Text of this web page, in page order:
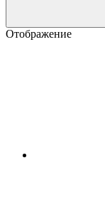
Отображение